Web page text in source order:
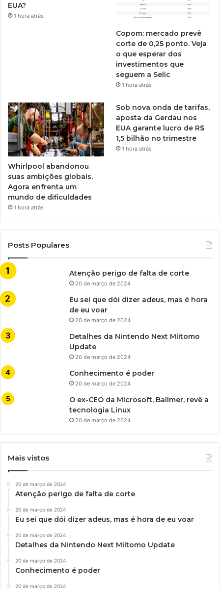
EUA?
1 hora atrás
Copom: mercado prevê
corte de 0,25 ponto. Veja
o que esperar dos
investimentos que
seguem a Selic
1 hora atrás
Whirlpool abandonou
suas ambições globais.
Agora enfrenta um
mundo de dificuldades
1 hora atrás
Sob nova onda de tarifas,
aposta da Gerdau nos
EUA garante lucro de R$
1,5 bilhão no trimestre
1 hora atrás
Posts Populares
Atenção perigo de falta de corte
20 de março de 2024
Eu sei que dói dizer adeus, mas é hora
de eu voar
20 de março de 2024
Detalhes da Nintendo Next Miitomo
Update
20 de março de 2024
Conhecimento é poder
20 de março de 2024
O ex-CEO da Microsoft, Ballmer, revê a
tecnologia Linux
20 de março de 2024
Mais vistos
20 de março de 2024
Atenção perigo de falta de corte
20 de março de 2024
Eu sei que dói dizer adeus, mas é hora de eu voar
20 de março de 2024
Detalhes da Nintendo Next Miitomo Update
20 de março de 2024
Conhecimento é poder
20 de março de 2024